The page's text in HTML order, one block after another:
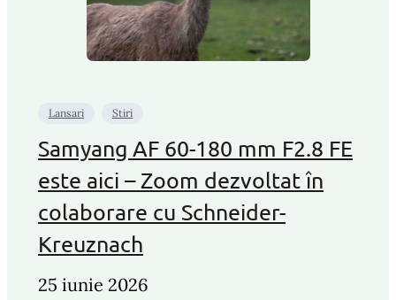
Lansari Stiri
Samyang AF 60-180 mm F2.8 FE
este aici – Zoom dezvoltat în
colaborare cu Schneider-
Kreuznach
25 iunie 2026